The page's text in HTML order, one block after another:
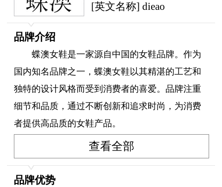
[英文名称] dieao
品牌介绍
蝶澳女鞋是一家源自中国的女鞋品牌。作为
国内知名品牌之一，蝶澳女鞋以其精湛的工艺和
独特的设计风格而受到消费者的喜爱。品牌注重
细节和品质，通过不断创新和追求时尚，为消费
者提供高品质的女鞋产品。
蝶澳女鞋的定位主要是中高端市场。品牌通
过选用优质的材料和精湛的制作工艺，为消费者
查看全部
品牌优势